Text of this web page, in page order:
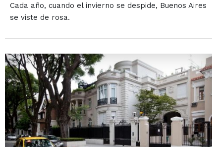
Cada año, cuando el invierno se despide, Buenos Aires
se viste de rosa.